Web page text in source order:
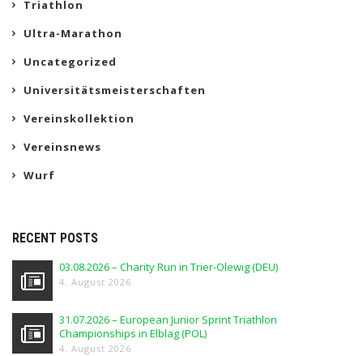
Triathlon
Ultra-Marathon
Uncategorized
Universitätsmeisterschaften
Vereinskollektion
Vereinsnews
Wurf
RECENT POSTS
03.08.2026 – Charity Run in Trier-Olewig (DEU)
4. August 2026
31.07.2026 – European Junior Sprint Triathlon
Championships in Elblag (POL)
4. August 2026